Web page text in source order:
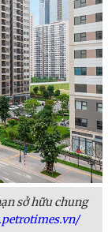
sở hữu chung